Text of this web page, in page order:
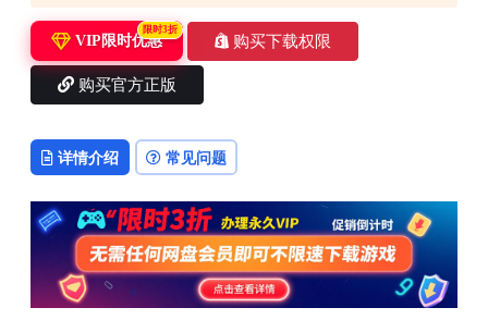
VIP限时优惠
限时3折
购买下载权限
购买官方正版
详情介绍 常见问题